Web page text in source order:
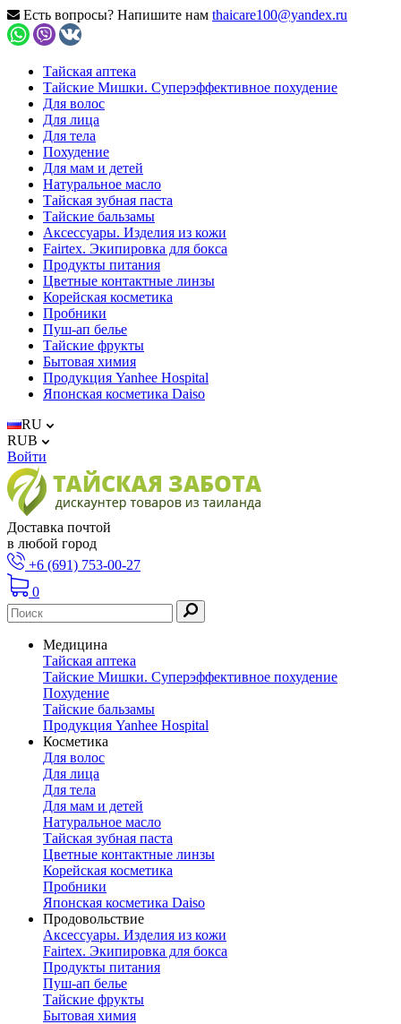
Есть вопросы? Напишите нам thaicare100@yandex.ru
Тайская аптека
Тайские Мишки. Суперэффективное похудение
Для волос
Для лица
Для тела
Похудение
Для мам и детей
Натуральное масло
Тайская зубная паста
Тайские бальзамы
Аксессуары. Изделия из кожи
Fairtex. Экипировка для бокса
Продукты питания
Цветные контактные линзы
Корейская косметика
Пробники
Пуш-ап белье
Тайские фрукты
Бытовая химия
Продукция Yanhee Hospital
Японская косметика Daiso
RU
RUB
Войти
Доставка почтой
в любой город
+6 (691) 753-00-27
0
Медицина
Тайская аптека
Тайские Мишки. Суперэффективное похудение
Похудение
Тайские бальзамы
Продукция Yanhee Hospital
Косметика
Для волос
Для лица
Для тела
Для мам и детей
Натуральное масло
Тайская зубная паста
Цветные контактные линзы
Корейская косметика
Пробники
Японская косметика Daiso
Продовольствие
Аксессуары. Изделия из кожи
Fairtex. Экипировка для бокса
Продукты питания
Пуш-ап белье
Тайские фрукты
Бытовая химия